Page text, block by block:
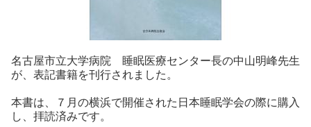
名古屋市立大学病院 睡眠医療センター長の中山明峰先生
が、表記書籍を刊行されました。
本書は、７月の横浜で開催された日本睡眠学会の際に購入
し、拝読済みです。